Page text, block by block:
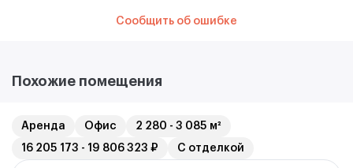
Сообщить об ошибке
Похожие помещения
Аренда Офис
2 280 - 3 085 м²
16 205 173 - 19 806 323 ₽
С отделкой